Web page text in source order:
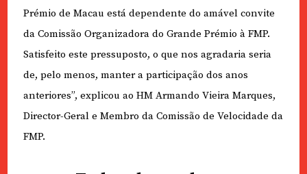
Prémio de Macau está dependente do amável convite
da Comissão Organizadora do Grande Prémio à FMP.
Satisfeito este pressuposto, o que nos agradaria seria
de, pelo menos, manter a participação dos anos
anteriores”, explicou ao HM Armando Vieira Marques,
Director-Geral e Membro da Comissão de Velocidade da
FMP.